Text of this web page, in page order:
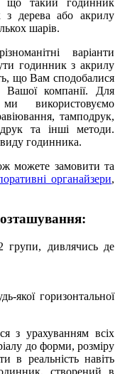
з дерева або акрилу
шарів.
варіанти
годинник з акрилу
що Вам сподобалися
компанії. Для
використовуємо
тамподрук,
та інші методи.
годинника.
можете замовити та
органайзери,
групи, дивлячись де
якої горизонтальної
з урахуванням всіх
до форми, розміру
в реальність навіть